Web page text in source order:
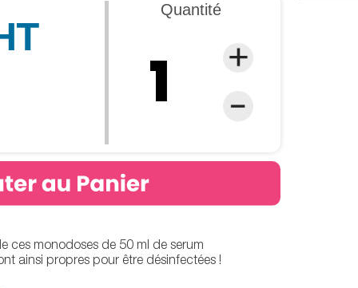
Quantité
ces monodoses de 50 ml de serum
ainsi propres pour être désinfectées !